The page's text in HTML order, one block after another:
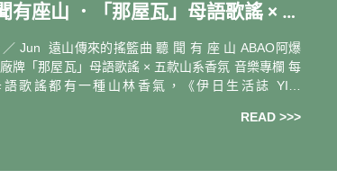
有座山 ．「那屋瓦」母語歌謠 × 五
系香氛音樂專欄
／ Jun 遠山傳來的搖籃曲 聽 聞 有 座 山 ABAO阿爆
牌「那屋瓦」母語歌謠 × 五款山系香氛 音樂專欄 每
語歌謠都有一種山林香氣，《伊日生活誌 YIRI
READ >>>